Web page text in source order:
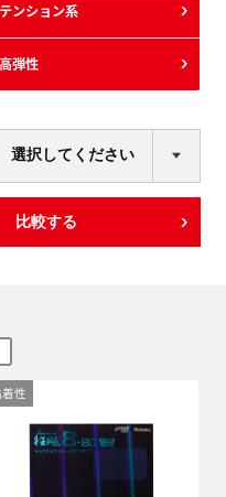
テンション系
高弾性
比較する
性